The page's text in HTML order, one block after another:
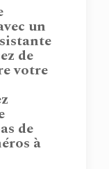
un
de
votre
de
à